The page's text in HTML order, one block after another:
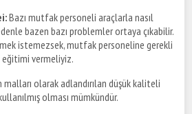
Bazı mutfak personeli araçlarla nasıl
bazen bazı problemler ortaya çıkabilir.
istemezsek, mutfak personeline gerekli
eğitimi vermeliyiz.
malları olarak adlandırılan düşük kaliteli
olması mümkündür.